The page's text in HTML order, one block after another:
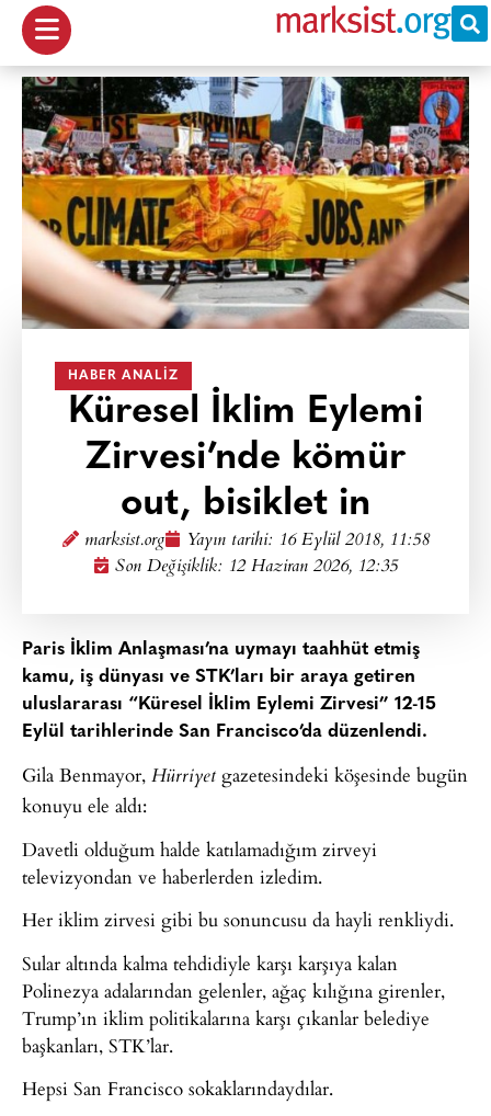
HABER ANALIZ
Küresel İklim Eylemi
Zirvesi’nde kömür
out, bisiklet in
marksist.org Yayın tarihi: 16 Eylül 2018, 11:58
Son Değişiklik: 12 Haziran 2026, 12:35
Paris İklim Anlaşması’na uymayı taahhüt etmiş
kamu, iş dünyası ve STK’ları bir araya getiren
uluslararası “Küresel İklim Eylemi Zirvesi” 12-15
Eylül tarihlerinde San Francisco’da düzenlendi.
Gila Benmayor, Hürriyet gazetesindeki köşesinde bugün
konuyu ele aldı:
Davetli olduğum halde katılamadığım zirveyi
televizyondan ve haberlerden izledim.
Her iklim zirvesi gibi bu sonuncusu da hayli renkliydi.
Sular altında kalma tehdidiyle karşı karşıya kalan
Polinezya adalarından gelenler, ağaç kılığına girenler,
Trump’ın iklim politikalarına karşı çıkanlar belediye
başkanları, STK’lar.
Hepsi San Francisco sokaklarındaydılar.